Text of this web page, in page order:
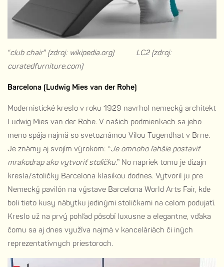
“club chair” (zdroj: wikipedia.org) LC2 (zdroj:
curatedfurniture.com)
Barcelona (Ludwig Mies van der Rohe)
Modernistické kreslo v roku 1929 navrhol nemecký architekt
Ludwig Mies van der Rohe. V našich podmienkach sa jeho
meno spája najmä so svetoznámou Vilou Tugendhat v Brne.
Je známy aj svojím výrokom: “Je omnoho ľahšie postaviť
mrakodrap ako vytvoriť stoličku.” No napriek tomu je dizajn
kresla/stoličky Barcelona klasikou dodnes. Vytvoril ju pre
Nemecký pavilón na výstave Barcelona World Arts Fair, kde
boli tieto kusy nábytku jedinými stoličkami na celom podujatí.
Kreslo už na prvý pohľad pôsobí luxusne a elegantne, vďaka
čomu sa aj dnes využíva najmä v kanceláriách či iných
reprezentatívnych priestoroch.